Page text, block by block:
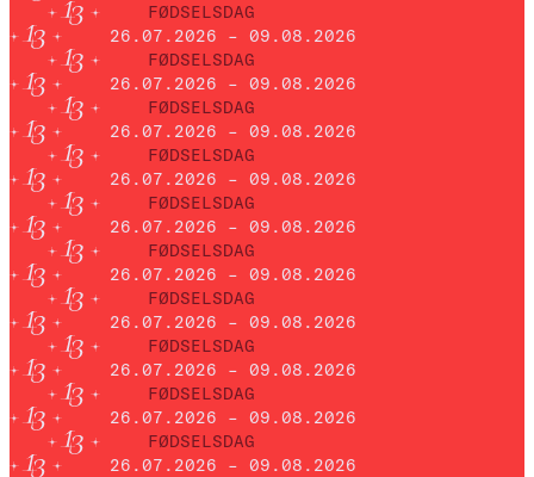
FØDSELSDAG
26.07.2026 – 09.08.2026
FØDSELSDAG
26.07.2026 – 09.08.2026
FØDSELSDAG
26.07.2026 – 09.08.2026
FØDSELSDAG
26.07.2026 – 09.08.2026
FØDSELSDAG
26.07.2026 – 09.08.2026
FØDSELSDAG
26.07.2026 – 09.08.2026
FØDSELSDAG
26.07.2026 – 09.08.2026
FØDSELSDAG
26.07.2026 – 09.08.2026
FØDSELSDAG
26.07.2026 – 09.08.2026
FØDSELSDAG
26.07.2026 – 09.08.2026